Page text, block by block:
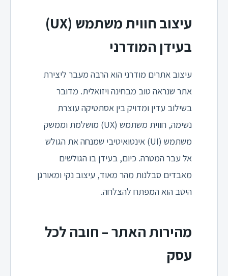
עיצוב חווית משתמש (UX)
בעידן המודרני
עיצוב אתרים מודרני הוא הרבה מעבר ליצירת
אתר שנראה טוב מבחינה ויזואלית. מדובר
בשילוב עדין ומדויק בין אסתטיקה עוצרת
נשימה, חווית משתמש (UX) מושלמת וממשק
משתמש (UI) אינטואיטיבי שמנחה את הגולש
אל עבר המטרה. כיום, בעידן בו הגולשים
מאבדים סבלנות מהר מאוד, עיצוב נקי ומאורגן
היטב הוא המפתח להצלחה.
מהירות האתר – חובה לכל
עסק